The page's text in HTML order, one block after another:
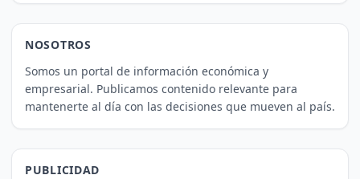
NOSOTROS
Somos un portal de información económica y
empresarial. Publicamos contenido relevante para
mantenerte al día con las decisiones que mueven al país.
PUBLICIDAD